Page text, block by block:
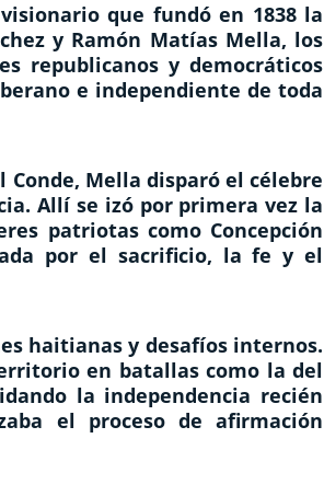
que fundó en 1838 la
y Ramón Matías Mella, los
republicanos y democráticos
e independiente de toda
Conde, Mella disparó el célebre
Allí se izó por primera vez la
patriotas como Concepción
por el sacrificio, la fe y el
haitianas y desafíos internos.
en batallas como la del
la independencia recién
el proceso de afirmación